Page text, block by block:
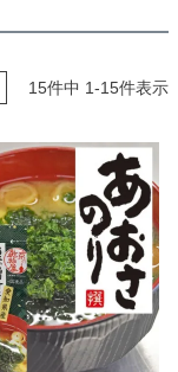
15件中 1-15件表示